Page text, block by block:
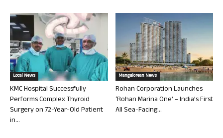
Local News
KMC Hospital Successfully
Performs Complex Thyroid
Surgery on 72-Year-Old Patient
in...
Mangalorean News
Rohan Corporation Launches
‘Rohan Marina One’ – India’s First
All Sea-Facing...